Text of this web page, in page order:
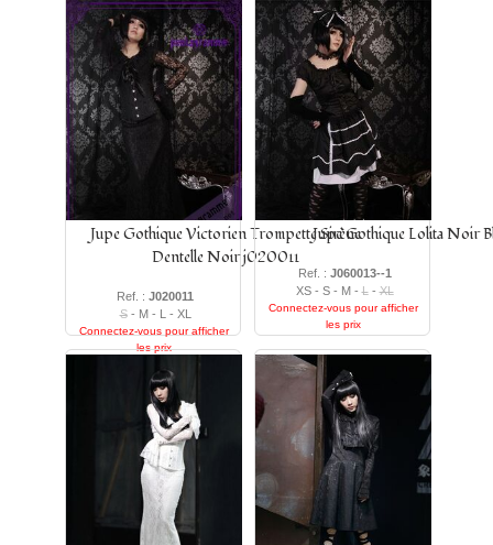
Jupe Gothique Victorien Trompette Sirène
Dentelle Noir j020011
Ref. : J020011
S- M - L - XL
Connectez-vous pour afficher
les prix
Jupe Gothique Lolita Noir
Ref. : J060013--1
XS - S - M -L-XL
Connectez-vous pour afficher
les prix